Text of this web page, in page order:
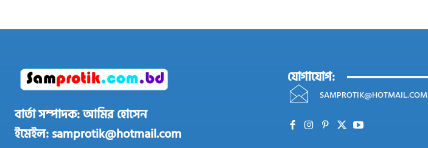
বার্তা সম্পাদক: আমির হোসেন
ইমেইল: samprotik@hotmail.com
যোগাযোগ:
SAMPROTIK@HOTMAIL.COM